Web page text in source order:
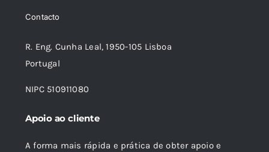
Contacto
R. Eng. Cunha Leal, 1950-105 Lisboa
Portugal
NIPC 510911080
Apoio ao cliente
A forma mais rápida e prática de obter apoio e